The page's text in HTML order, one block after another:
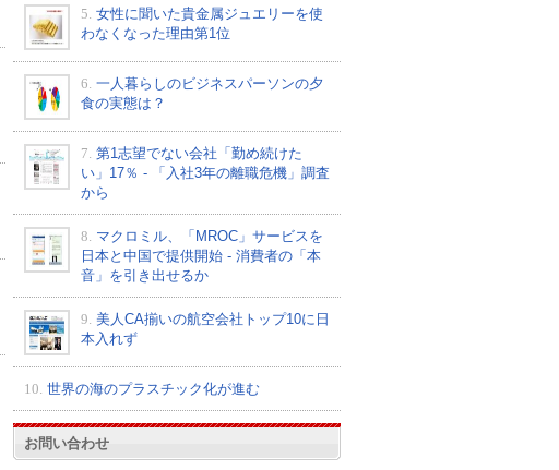
5. 女性に聞いた貴金属ジュエリーを使
わなくなった理由第1位
6. 一人暮らしのビジネスパーソンの夕
食の実態は？
7. 第1志望でない会社「勤め続けた
い」17％ - 「入社3年の離職危機」調査
から
8. マクロミル、「MROC」サービスを
日本と中国で提供開始 - 消費者の「本
音」を引き出せるか
9. 美人CA揃いの航空会社トップ10に日
本入れず
10. 世界の海のプラスチック化が進む
お問い合わせ